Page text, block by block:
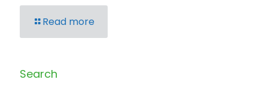
Read more
Search